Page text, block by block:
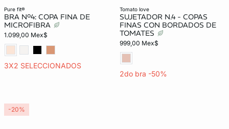
pure fit®
BRA Nº4: COPA FINA DE
MICROFIBRA
1.099,00 Mex$
3X2 SELECCIONADOS
tomato love
SUJETADOR N.4 - COPAS
FINAS CON BORDADOS DE
TOMATES
999,00 Mex$
2do bra -50%
-20%